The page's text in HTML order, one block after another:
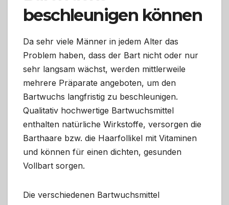
beschleunigen können
Da sehr viele Männer in jedem Alter das
Problem haben, dass der Bart nicht oder nur
sehr langsam wächst, werden mittlerweile
mehrere Präparate angeboten, um den
Bartwuchs langfristig zu beschleunigen.
Qualitativ hochwertige Bartwuchsmittel
enthalten natürliche Wirkstoffe, versorgen die
Barthaare bzw. die Haarfollikel mit Vitaminen
und können für einen dichten, gesunden
Vollbart sorgen.
Die verschiedenen Bartwuchsmittel